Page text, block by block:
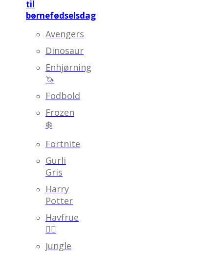
til
børnefødselsdag
Avengers
Dinosaur
Enhjørning
🦄
Fodbold
Frozen
❄️
Fortnite
Gurli
Gris
Harry
Potter
Havfrue
🧜‍♀️
Jungle